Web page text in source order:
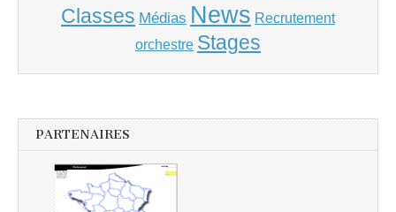
Classes Médias News Recrutement
orchestre Stages
PARTENAIRES